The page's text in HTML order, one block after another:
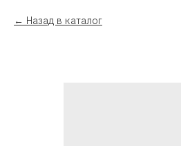
Назад в каталог